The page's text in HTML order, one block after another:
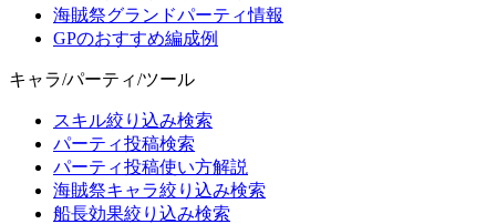
海賊祭グランドパーティ情報
GPのおすすめ編成例
キャラ/パーティ/ツール
スキル絞り込み検索
パーティ投稿検索
パーティ投稿使い方解説
海賊祭キャラ絞り込み検索
船長効果絞り込み検索